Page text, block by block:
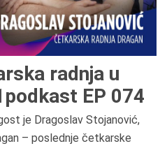
radnja u
EP 074
je Dragoslav Stojanović,
– poslednje četkarske